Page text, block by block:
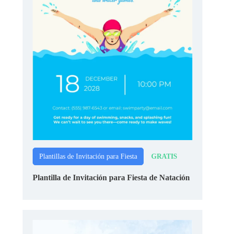
Plantillas de Invitación para Fiesta GRATIS
Plantilla de Invitación para Fiesta de Natación